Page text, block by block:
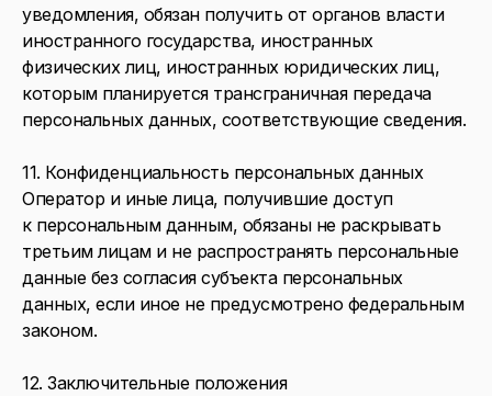
уведомления, обязан получить от органов власти
иностранного государства, иностранных
физических лиц, иностранных юридических лиц,
которым планируется трансграничная передача
персональных данных, соответствующие сведения.
11. Конфиденциальность персональных данных
Оператор и иные лица, получившие доступ
к персональным данным, обязаны не раскрывать
третьим лицам и не распространять персональные
данные без согласия субъекта персональных
данных, если иное не предусмотрено федеральным
законом.
12. Заключительные положения